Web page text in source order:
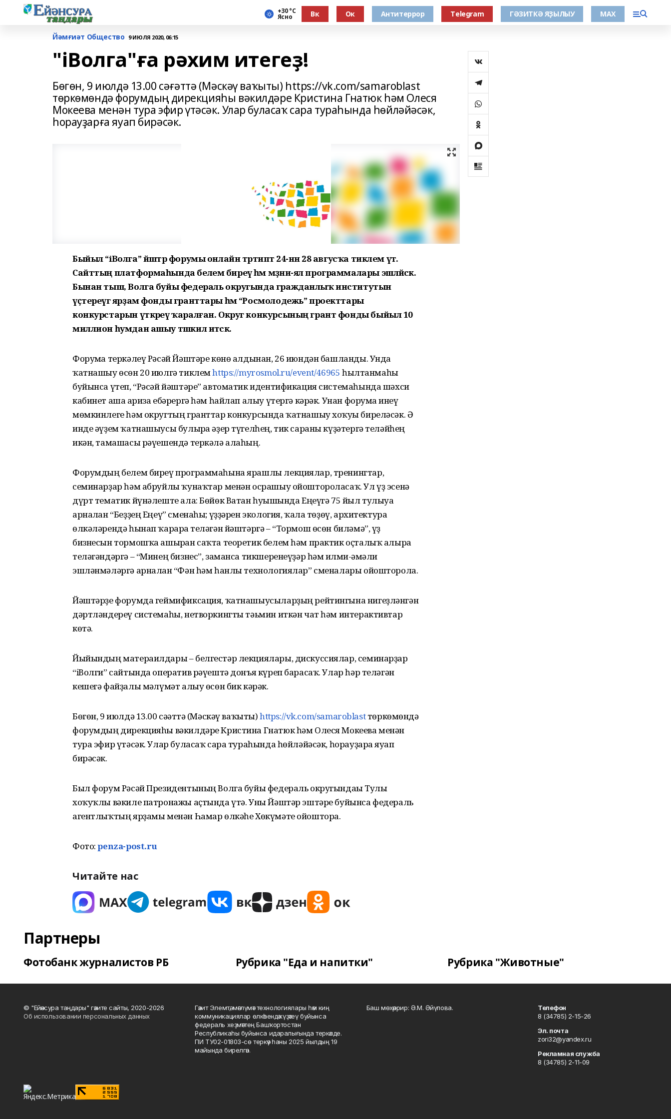
+30 °С
Ясно Вк Ок Антитеррор Тelegram ГӘЗИТКӘ ЯҘЫЛЫУ МАХ
Йәмғиәт Общество 9 ИЮЛЯ 2020, 06:15
"iВолга"ға рәхим итегеҙ!
Бөгөн, 9 июлдә 13.00 сәғәттә (Мәскәү ваҡыты) https://vk.com/samaroblast
төркөмөндә форумдың дирекцияһы вәкилдәре Кристина Гнатюк һәм Олеся
Мокеева менән тура эфир үтәсәк. Улар буласаҡ сара тураһында һөйләйәсәк,
һорауҙарға яуап бирәсәк.
Быйыл “iВолга” йәштәр форумы онлайн тәртиптә 24-нән 28 авгусҡа тиклем үтә.
Сайттың платформаһында белем биреү һәм мәҙәни-ял программалары эшләйәсәк.
Бынан тыш, Волга буйы федераль округында гражданлыҡ институтын
үҫтереүгә ярҙам фонды гранттары һәм “Росмолодежь” проекттары
конкурстарын үткәреү ҡаралған. Округ конкурсының грант фонды быйыл 10
миллион һумдан ашыу тәшкил итәсәк.
Форумға теркәлеү Рәсәй Йәштәре көнө алдынан, 26 июндән башланды. Унда
ҡатнашыу өсөн 20 июлгә тиклемhttps://myrosmol.ru/event/46965 һылтанмаһы
буйынса үтеп, “Рәсәй йәштәре” автоматик идентификация системаһында шәхси
кабинет аша ғариза ебәрергә һәм һайлап алыу үтергә кәрәк. Унан форумға инеү
мөмкинлеге һәм округтың гранттар конкурсында ҡатнашыу хоҡуғы биреләсәк. Ә
инде әүҙем ҡатнашыусы булырға әҙер түгелһең, тик сараны күҙәтергә теләйһең
икән, тамашасы рәүешендә теркәлә алаһың.
Форумдың белем биреү программаһына ярашлы лекциялар, тренингтар,
семинарҙар һәм абруйлы ҡунаҡтар менән осрашыу ойоштороласаҡ. Ул үҙ эсенә
дүрт тематик йүнәлеште ала: Бөйөк Ватан һуғышында Еңеүгә 75 йыл тулыуға
арналған “Беҙҙең Еңеү” сменаһы; үҙҙәрен экология, ҡала төҙөү, архитектура
өлкәләрендә һынап ҡарарға теләгән йәштәргә – “Тормош өсөн биләмә”, үҙ
бизнесын тормошҡа ашырған саҡта теоретик белем һәм практик оҫталыҡ алырға
теләгәндәргә – “Минең бизнес”, заманса тикшеренеүҙәр һәм ғилми-ғәмәли
эшләнмәләргә арналған “Фән һәм һанлы технологиялар” сменалары ойошторола.
Йәштәрҙе форумда геймификсация, ҡатнашыусыларҙың рейтингына нигеҙләнгән
дәртләндереү системаһы, нетворкингты тәьмин иткән чат һәм интерактивтар
көтә.
Йыйындың матераилдары – белгестәр лекциялары, дискуссиялар, семинарҙар
“iВолги” сайтында оператив рәүештә донъя күреп барасаҡ. Улар һәр теләгән
кешегә файҙалы мәғлүмәт алыу өсөн бик кәрәк.
Бөгөн, 9 июлдә 13.00 сәғәттә (Мәскәү ваҡыты)https://vk.com/samaroblastтөркөмөндә
форумдың дирекцияһы вәкилдәре Кристина Гнатюк һәм Олеся Мокеева менән
тура эфир үтәсәк. Улар буласаҡ сара тураһында һөйләйәсәк, һорауҙарға яуап
бирәсәк.
Был форум Рәсәй Президентының Волга буйы федераль округындағы Тулы
хоҡуҡлы вәкиле патронажы аҫтында үтә. Уны Йәштәр эштәре буйынса федераль
агентлыҡтың ярҙамы менән Һамар өлкәһе Хөкүмәте ойоштора.
Фото:penza-post.ru
Читайте нас
Партнеры
Фотобанк журналистов РБ Рубрика "Еда и напитки" Рубрика "Животные"
© "Ейәнсура таңдары" гәзите сайты, 2020-2026
Об использовании персональных данных
Гәзит Элемтә, мәғлүмәт технологиялары һәм киң
коммуникациялар өлкәһендә күҙәтеү буйынса
федераль хеҙмәттең Башҡортостан
Республикаһы буйынса идаралығында теркәлде.
ПИ ТУ02-01803-сө теркәү һаны 2025 йылдың 19
майында бирелгән.
Баш мөхәррир: Ә.М. Әйүпова.
Телефон
8 (34785) 2-15-26
Эл. почта
zori32@yandex.ru
Рекламная служба
8 (34785) 2-11-09